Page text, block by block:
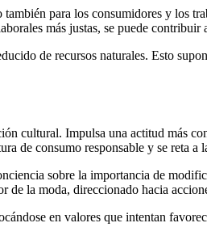
para los consumidores y los
más justas, se puede
de recursos naturales. Esto
cultural. Impulsa una actitud más
de consumo responsable y se reta a
sobre la importancia de
la moda, direccionado hacia
en valores que intentan